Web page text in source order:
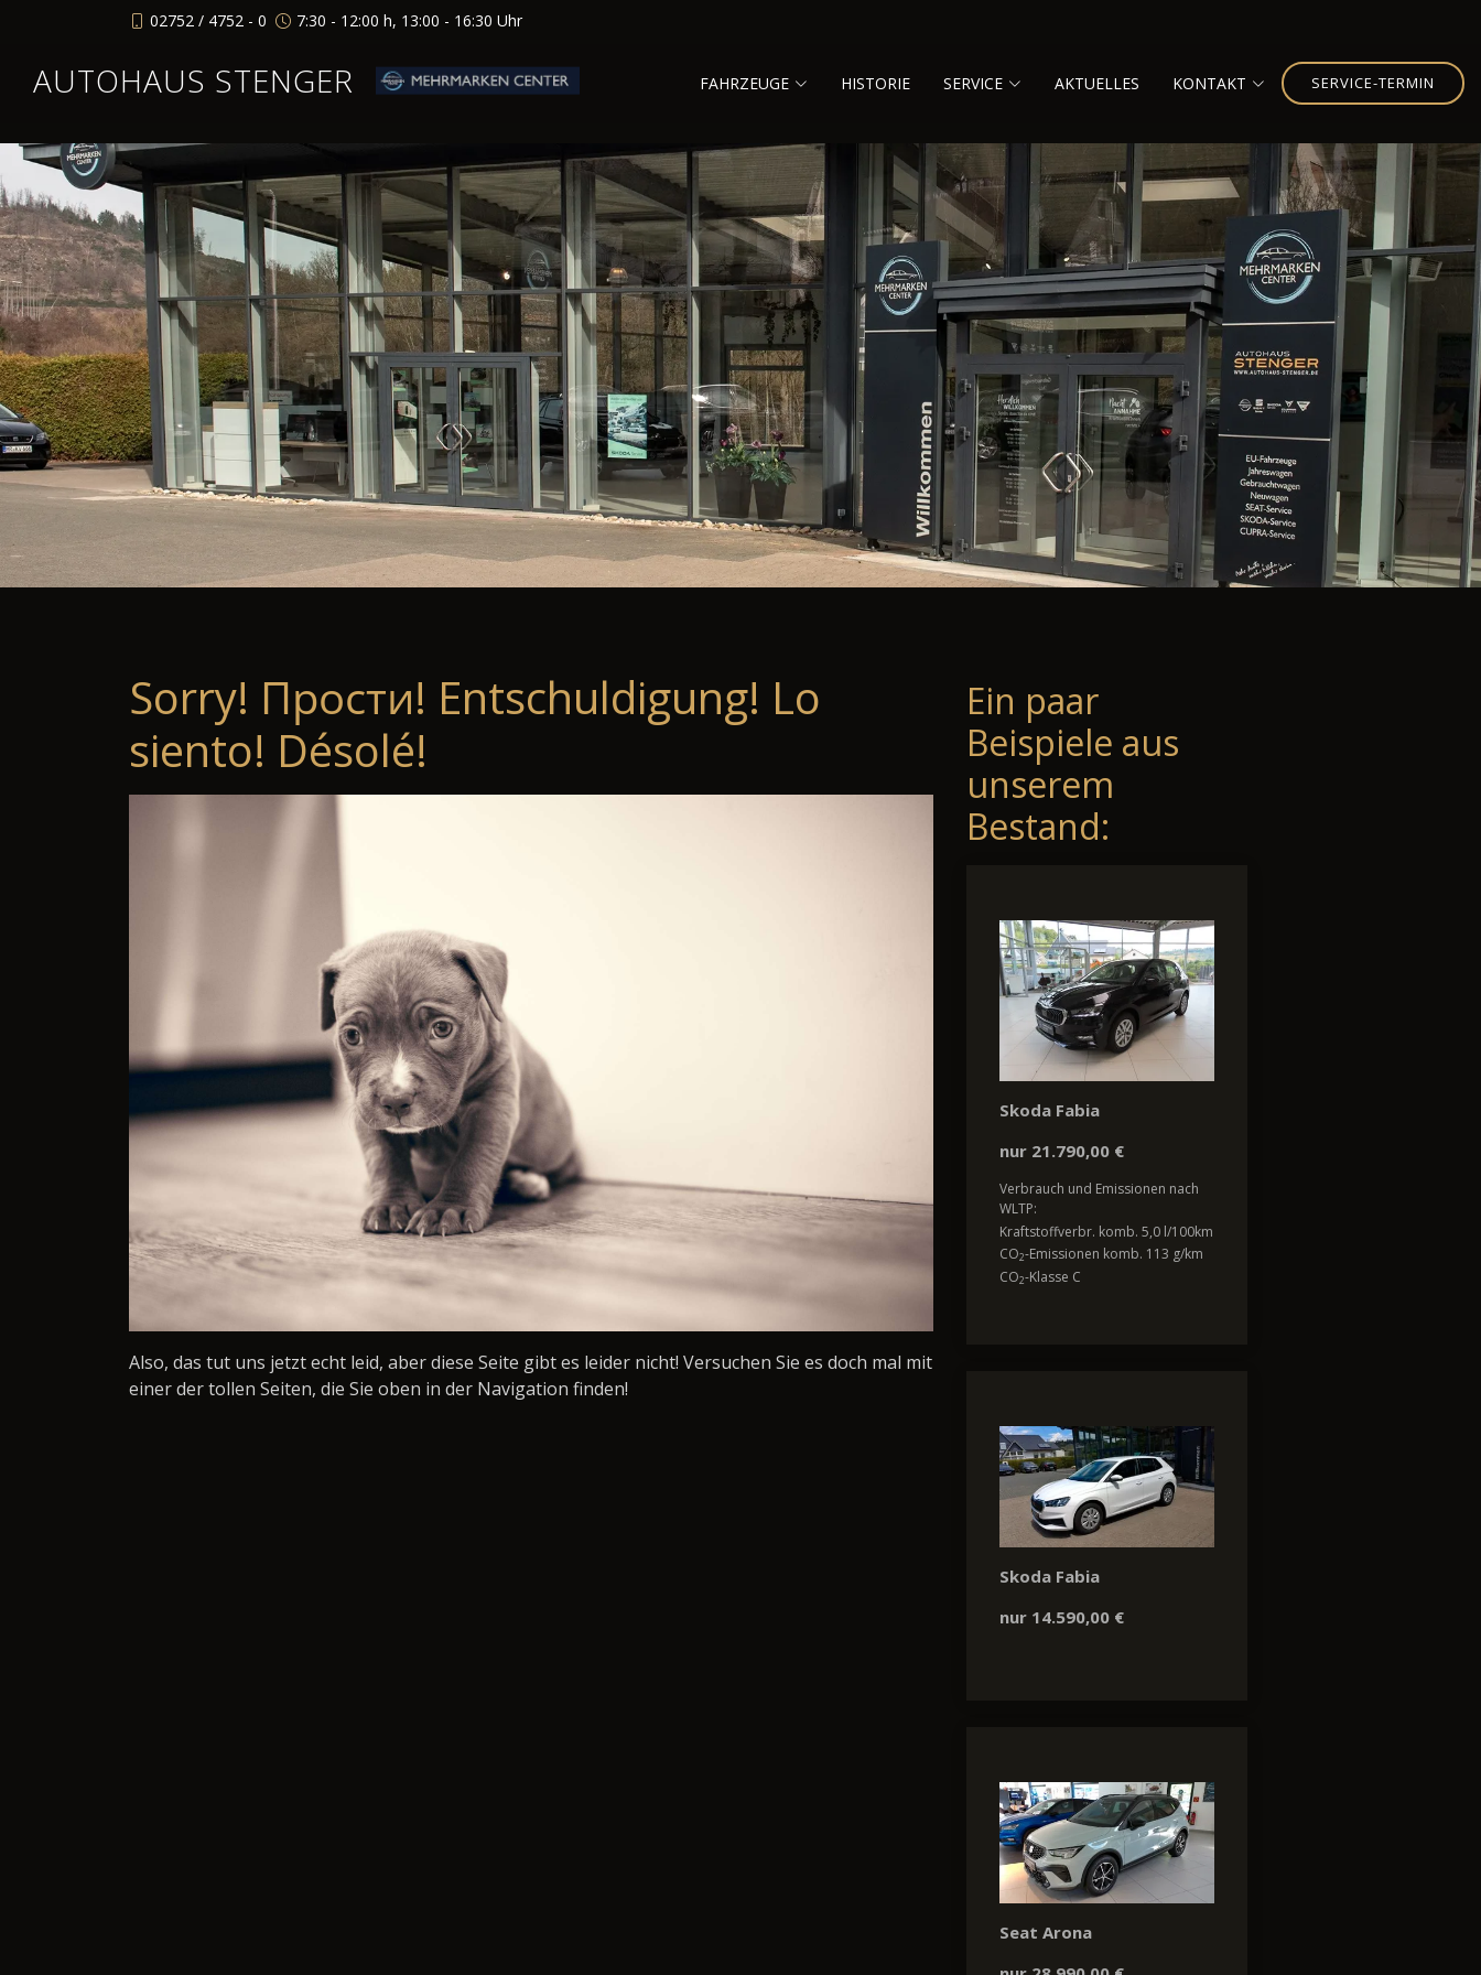
02752 / 4752 - 0 7:30 - 12:00 h, 13:00 - 16:30 Uhr
AUTOHAUS STENGER FAHRZEUGE HISTORIE SERVICE AKTUELLES KONTAKT SERVICE-TERMIN
Sorry! Прости! Entschuldigung! Lo
siento! Désolé!
Also, das tut uns jetzt echt leid, aber diese Seite gibt es leider nicht! Versuchen Sie es doch mal mit
einer der tollen Seiten, die Sie oben in der Navigation finden!
Ein paar
Beispiele aus
unserem
Bestand:
Skoda Fabia
nur 21.790,00 €
Verbrauch und Emissionen nach
WLTP:
Kraftstoffverbr. komb. 5,0 l/100km
CO2-Emissionen komb. 113 g/km
CO2-Klasse C
Skoda Fabia
nur 14.590,00 €
Seat Arona